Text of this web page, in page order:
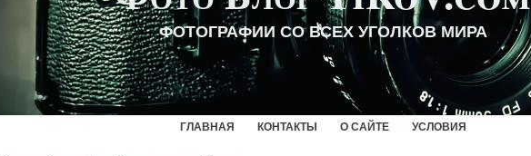
ФОТОГРАФИИ СО ВСЕХ УГОЛКОВ МИРА
ГЛАВНАЯ КОНТАКТЫ О САЙТЕ УСЛОВИЯ